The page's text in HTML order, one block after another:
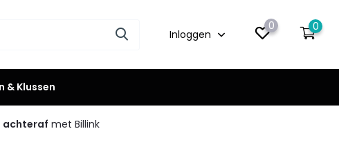
Inloggen
0 0
& Klussen
achteraf met Billink